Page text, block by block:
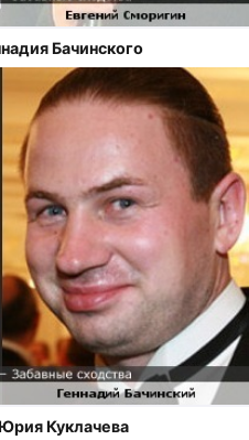
Бачинского
Куклачева